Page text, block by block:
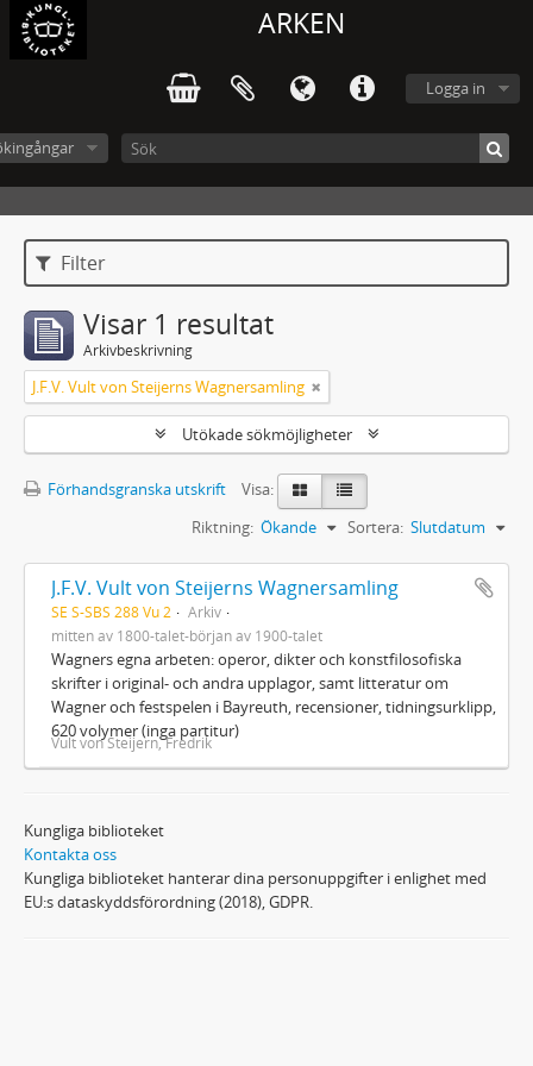
ARKEN
Logga in
Filter
Visar 1 resultat
Arkivbeskrivning
J.F.V. Vult von Steijerns Wagnersamling
Utökade sökmöjligheter
Förhandsgranska utskrift
Visa:
Sortera: Slutdatum
Riktning: Ökande
J.F.V. Vult von Steijerns Wagnersamling
SE S-SBS 288 Vu 2
Arkiv
mitten av 1800-talet-början av 1900-talet
Wagners egna arbeten: operor, dikter och konstfilosofiska
skrifter i original- och andra upplagor, samt litteratur om
Wagner och festspelen i Bayreuth, recensioner, tidningsurklipp,
620 volymer (inga partitur)
Vult von Steijern, Fredrik
Kungliga biblioteket
Kontakta oss
Kungliga biblioteket hanterar dina personuppgifter i enlighet med
EU:s dataskyddsförordning (2018), GDPR.